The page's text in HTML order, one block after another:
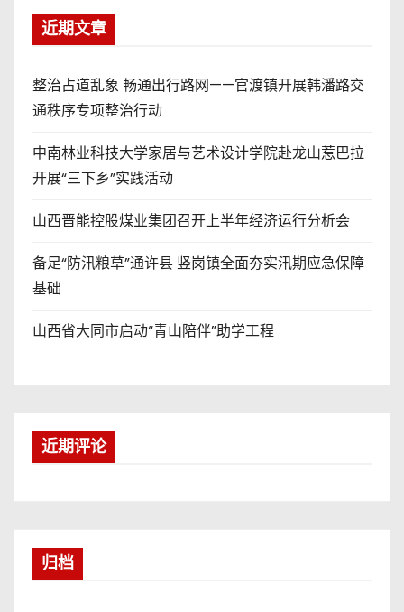
近期文章
整治占道乱象 畅通出行路网——官渡镇开展韩潘路交
通秩序专项整治行动
中南林业科技大学家居与艺术设计学院赴龙山惹巴拉
开展“三下乡”实践活动
山西晋能控股煤业集团召开上半年经济运行分析会
备足“防汛粮草”通许县 竖岗镇全面夯实汛期应急保障
基础
山西省大同市启动“青山陪伴”助学工程
近期评论
归档